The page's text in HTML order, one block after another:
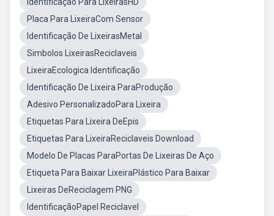
Placa Para LixeiraCom Sensor
Identificação De LixeirasMetal
Simbolos LixeirasReciclaveis
LixeiraEcologica Identificação
Identificação De Lixeira ParaProdução
Adesivo PersonalizadoPara Lixeira
Etiquetas Para Lixeira DeEpis
Etiquetas Para LixeiraReciclaveis Download
Modelo De Placas ParaPortas De Lixeiras De Aço
Etiqueta Para Baixar LixeiraPlástico Para Baixar
Lixeiras DeReciclagem PNG
IdentificaçãoPapel Reciclavel